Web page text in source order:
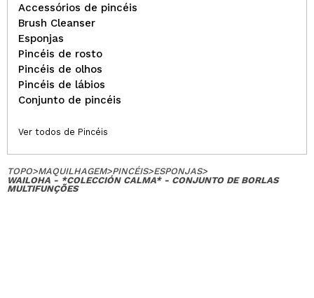
Accessórios de pincéis
Brush Cleanser
Esponjas
Pincéis de rosto
Pincéis de olhos
Pincéis de lábios
Conjunto de pincéis
Ver todos de Pincéis
TOPO>MAQUILHAGEM>PINCÉIS>ESPONJAS>
WAILOHA - *COLECCIÓN CALMA* - CONJUNTO DE BORLAS
MULTIFUNÇÕES